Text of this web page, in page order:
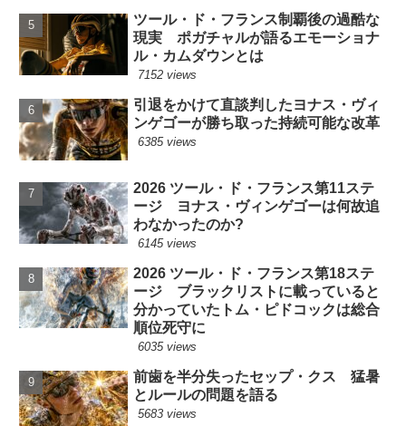
ツール・ド・フランス制覇後の過酷な
現実 ポガチャルが語るエモーショナ
ル・カムダウンとは
7152 views
引退をかけて直談判したヨナス・ヴィ
ンゲゴーが勝ち取った持続可能な改革
6385 views
2026 ツール・ド・フランス第11ステ
ージ ヨナス・ヴィンゲゴーは何故追
わなかったのか?
6145 views
2026 ツール・ド・フランス第18ステ
ージ ブラックリストに載っていると
分かっていたトム・ピドコックは総合
順位死守に
6035 views
前歯を半分失ったセップ・クス 猛暑
とルールの問題を語る
5683 views